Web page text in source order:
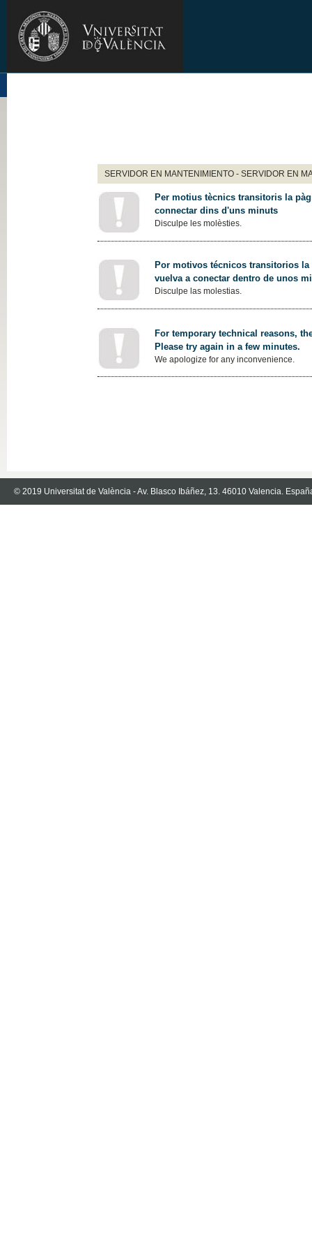
SERVIDOR EN MANTENIMIENTO - SERVIDOR EN
Per motius tècnics transitoris la
connectar dins d'uns minuts
Disculpe les molèsties.
Por motivos técnicos transitorios
vuelva a conectar dentro de unos
Disculpe las molestias.
For temporary technical reasons,
Please try again in a few minutes.
We apologize for any inconvenience.
© 2019 Universitat de València - Av. Blasco Ibáñez, 13. 46010 Valencia.